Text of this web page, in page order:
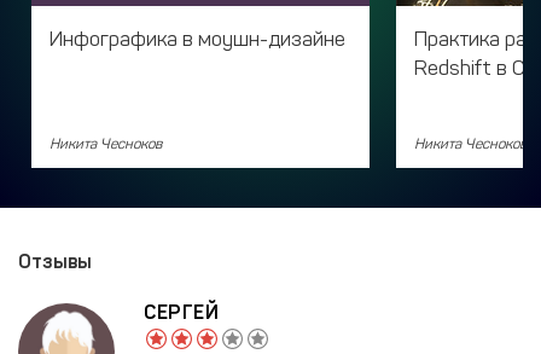
Инфографика в моушн-дизайне
Никита Чесноков
Практика
Redshift в
Никита Чесноков
Отзывы
СЕРГЕЙ